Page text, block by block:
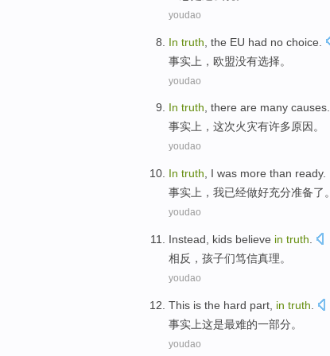
youdao
In truth the EU had no choice
事实上 ， 欧盟没有选择。
youdao
In truth, there are many causes.
事实上 ，这次火灾有许多原因。
youdao
In truth I was more than ready.
事实上 ， 我已经做好充分准备了。
youdao
Instead kids believe in truth
相反 ， 孩子们笃信真理。
youdao
This is the hard part in truth
事实上这是最难的一部分。
youdao